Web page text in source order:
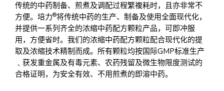
传统的中药制备、煎煮及调配过程繁複耗时，且亦非常不
方便。培力®将传统中药的生产、制备及使用全面现代化，
并提供一系列齐全的浓缩中药配方颗粒产品，可即冲服
用，方便省时。我们的浓缩中药配方颗粒配合现代化的提
取及浓缩技术精制而成。所有颗粒均按国际GMP标准生产
﹑获发重金属及有毒元素、农药残留及微生物限度测试的
合格证明，为安全有效、不用煎煮的即溶中药。